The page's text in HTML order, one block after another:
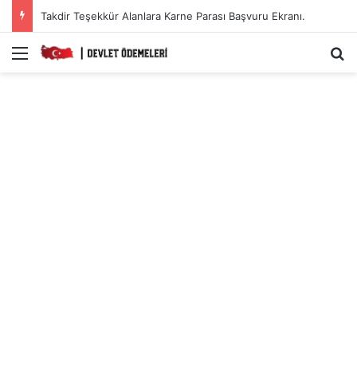
Takdir Teşekkür Alanlara Karne Parası Başvuru Ekranı.
Menü